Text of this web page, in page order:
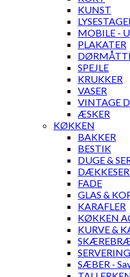
KUNST
MOBILE -
PLAKATER
SPEJLE
KRUKKER
VASER
VINTAGE
ÆSKER
KØKKEN
BAKKER
BESTIK
DUGE &
FADE
GLAS &
KARAFLER
KØKKEN
KURVE &
SÆBER -